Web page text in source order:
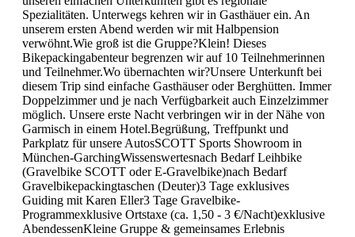
Spezialitäten. Unterwegs kehren wir in Gasthäuer ein. An
unserem ersten Abend werden wir mit Halbpension
verwöhnt.Wie groß ist die Gruppe?Klein! Dieses
Bikepackingabenteur begrenzen wir auf 10 Teilnehmerinnen
und Teilnehmer.Wo übernachten wir?Unsere Unterkunft bei
diesem Trip sind einfache Gasthäuser oder Berghütten. Immer
Doppelzimmer und je nach Verfügbarkeit auch Einzelzimmer
möglich. Unsere erste Nacht verbringen wir in der Nähe von
Garmisch in einem Hotel.Begrüßung, Treffpunkt und
Parkplatz für unsere AutosSCOTT Sports Showroom in
München-GarchingWissenswertesnach Bedarf Leihbike
(Gravelbike SCOTT oder E-Gravelbike)nach Bedarf
Gravelbikepackingtaschen (Deuter)3 Tage exklusives
Guiding mit Karen Eller3 Tage Gravelbike-
Programmexklusive Ortstaxe (ca. 1,50 - 3 €/Nacht)exklusive
AbendessenKleine Gruppe & gemeinsames Erlebnis